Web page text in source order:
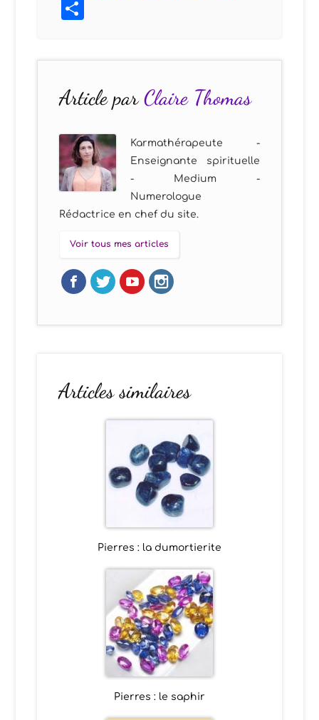
Article parClaire Thomas
Karmathérapeute -
Enseignante spirituelle
- Medium -
Numerologue
Rédactrice en chef du site.
Voir tous mes articles
Articles similaires
Pierres : la dumortierite
Pierres : le saphir